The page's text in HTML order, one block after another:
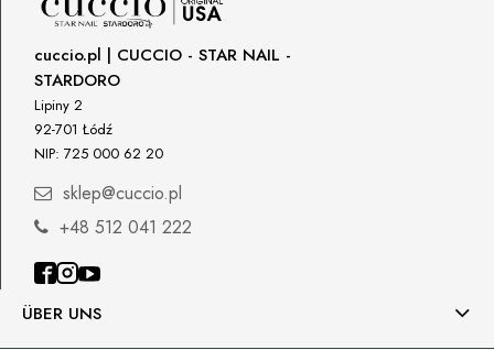
Importer
P.H. NEXT Maciej Wojnarowski
Słoneczna 10
91-491 Łódź, Polska
biuro@cuccio.pl
42 61 68 555
ÜBER UNS
cuccio.pl | CUCCIO - STAR NAIL -
STARDORO
Lipiny 2
92-701 Łódź
NIP: 725 000 62 20
sklep@cuccio.pl
+48 512 041 222